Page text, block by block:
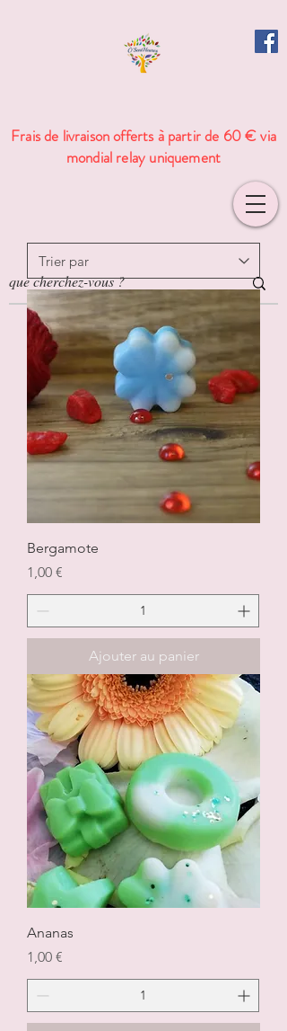
Frais de livraison offerts à partir de 60 € via
mondial relay uniquement
Bergamote
Prix
1,00 €
Ajouter au panier
Ananas
Prix
1,00 €